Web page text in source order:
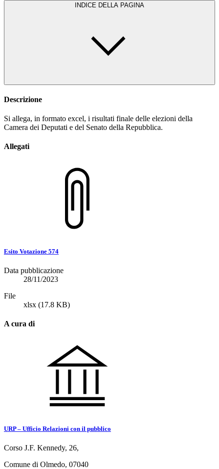
INDICE DELLA PAGINA
Descrizione
Si allega, in formato excel, i risultati finale delle elezioni della
Camera dei Deputati e del Senato della Repubblica.
Allegati
Esito Votazione 574
Data pubblicazione
28/11/2023
File
xlsx (17.8 KB)
A cura di
URP – Ufficio Relazioni con il pubblico
Corso J.F. Kennedy, 26,
Comune di Olmedo, 07040